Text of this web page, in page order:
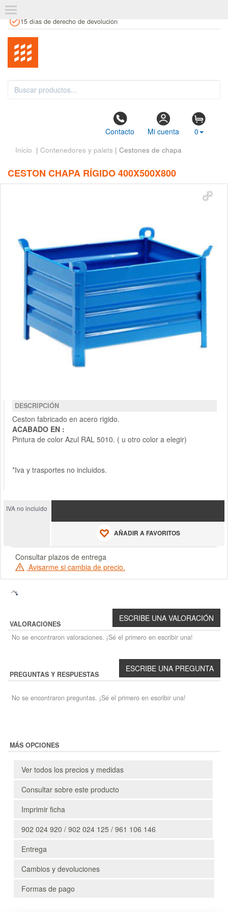
15 días de derecho de devolución
Contacto Mi cuenta 0
Inicio | Contenedores y palets | Cestones de chapa
CESTON CHAPA RÍGIDO 400X500X800
DESCRIPCIÓN
Ceston fabricado en acero rigido.
ACABADO EN :
Pintura de color Azul RAL 5010. ( u otro color a elegir)
*Iva y trasportes no incluidos.
IVA no incluido
AÑADIR A FAVORITOS
Consultar plazos de entrega
Avisarme si cambia de precio.
VALORACIONES
No se encontraron valoraciones. ¡Sé el primero en escribir una!
PREGUNTAS Y RESPUESTAS
No se encontraron preguntas. ¡Sé el primero en escribir una!
MÁS OPCIONES
Ver todos los precios y medidas
Consultar sobre este producto
Imprimir ficha
902 024 920 / 902 024 125 / 961 106 146
Entrega
Cambios y devoluciones
Formas de pago